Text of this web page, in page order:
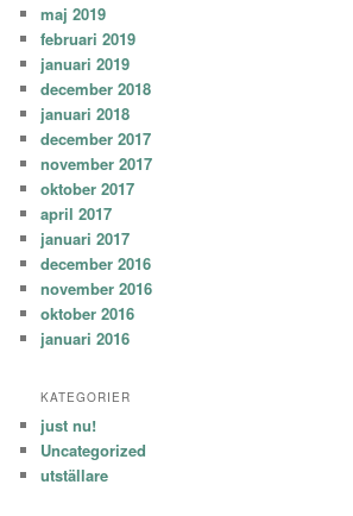
maj 2019
februari 2019
januari 2019
december 2018
januari 2018
december 2017
november 2017
oktober 2017
april 2017
januari 2017
december 2016
november 2016
oktober 2016
januari 2016
KATEGORIER
just nu!
Uncategorized
utställare